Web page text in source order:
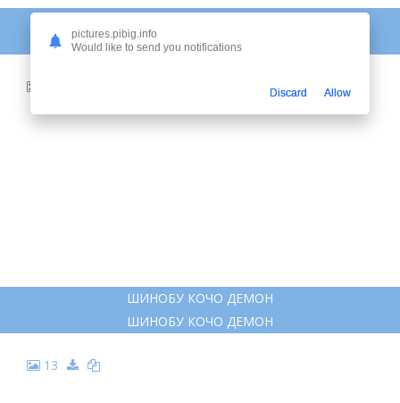
ТОМИОКА ГИЮ РИСОВАТЬ
ШИНОБУ КОЧО ДЕМОН
ШИНОБУ КОЧО ДЕМОН
13
pictures.pibig.info
Would like to send you notifications
Discard Allow